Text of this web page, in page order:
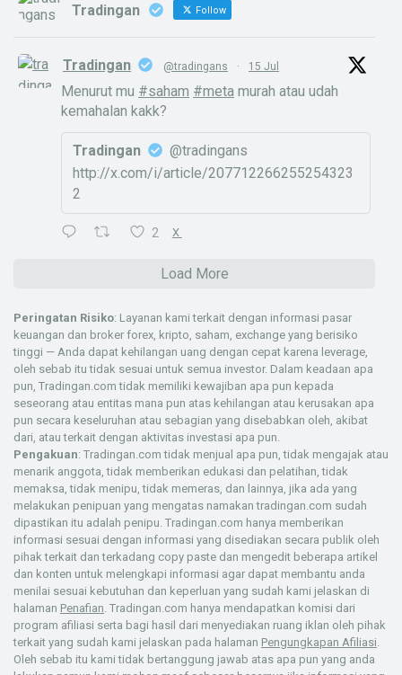
Tradingan Follow
Tradingan @tradingans · 15 Jul
Menurut mu #saham #meta murah atau udah
kemahalan kakk?
Tradingan
@tradingans
http://x.com/i/article/207712266255254323
2
2 X
Load More
Peringatan Risiko: Layanan kami terkait dengan informasi pasar
keuangan dan broker forex, kripto, saham, exchange yang berisiko
tinggi — Anda dapat kehilangan uang dengan cepat karena leverage,
oleh sebab itu tidak sesuai untuk semua investor. Dalam keadaan apa
pun, Tradingan.com tidak memiliki kewajiban apa pun kepada
seseorang atau entitas mana pun atas kehilangan atau kerusakan apa
pun secara keseluruhan atau sebagian yang disebabkan oleh, akibat
dari, atau terkait dengan aktivitas investasi apa pun.
Pengakuan: Tradingan.com tidak menjual apa pun, tidak mengajak atau
menarik anggota, tidak memberikan edukasi dan pelatihan, tidak
memaksa, tidak menipu, tidak memeras, dan lainnya, jika ada yang
melakukan penipuan yang mengatas namakan tradingan.com sudah
dipastikan itu adalah penipu. Tradingan.com hanya memberikan
informasi sesuai dengan informasi yang disediakan secara publik oleh
pihak terkait dan terkadang copy paste dan mengedit beberapa artikel
dan konten untuk melengkapi informasi agar dapat membantu anda
menilai sesuai kebutuhan dan keperluan yang sudah kami jelaskan di
halaman Penafian . Tradingan.com hanya mendapatkan komisi dari
program afiliasi serta bagi hasil dari menyediakan ruang iklan oleh pihak
terkait yang sudah kami jelaskan pada halaman Pengungkapan Afiliasi
Oleh sebab itu kami tidak bertanggung jawab atas apa pun yang anda